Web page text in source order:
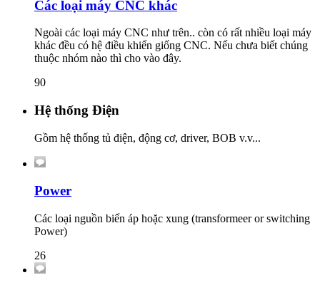
Các loại máy CNC khác
Ngoài các loại máy CNC như trên.. còn có rất nhiều loại máy
khác đều có hệ điều khiển giống CNC. Nếu chưa biết chúng
thuộc nhóm nào thì cho vào đây.
90
Hệ thống Điện
Gồm hệ thống tủ điện, động cơ, driver, BOB v.v...
Power
Các loại nguồn biến áp hoặc xung (transformeer or switching
Power)
26